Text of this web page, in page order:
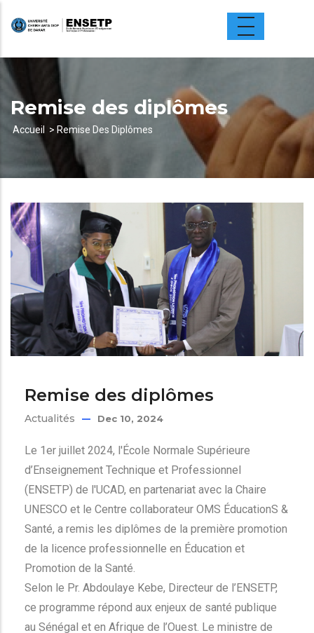
principal
Remise des diplômes
d'Ariane
Accueil Remise Des Diplômes
Remise des diplômes
Actualités Dec 10, 2024
Le 1er juillet 2024, l'École Normale Supérieure
d’Enseignement Technique et Professionnel
(ENSETP) de l'UCAD, en partenariat avec la Chaire
UNESCO et le Centre collaborateur OMS ÉducationS &
Santé, a remis les diplômes de la première promotion
de la licence professionnelle en Éducation et
Promotion de la Santé.
Selon le Pr. Abdoulaye Kebe, Directeur de l’ENSETP,
ce programme répond aux enjeux de santé publique
au Sénégal et en Afrique de l’Ouest. Le ministre de